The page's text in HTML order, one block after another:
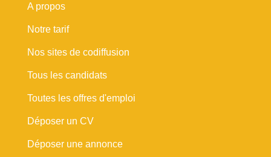
A propos
Notre tarif
Nos sites de codiffusion
Tous les candidats
Toutes les offres d'emploi
Déposer un CV
Déposer une annonce